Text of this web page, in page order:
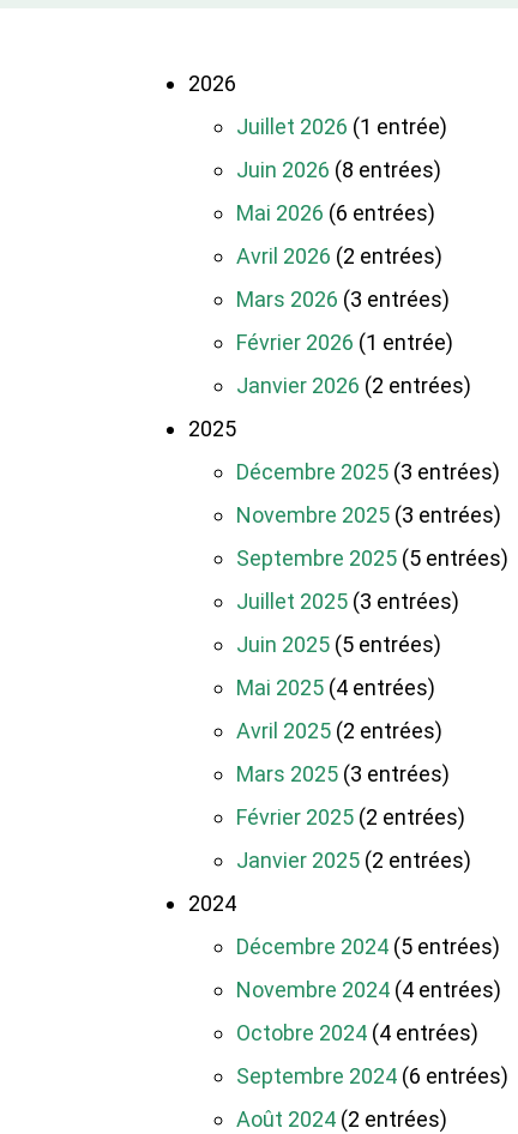
2026
Juillet 2026 (1 entrée)
Juin 2026 (8 entrées)
Mai 2026 (6 entrées)
Avril 2026 (2 entrées)
Mars 2026 (3 entrées)
Février 2026 (1 entrée)
Janvier 2026 (2 entrées)
2025
Décembre 2025 (3 entrées)
Novembre 2025 (3 entrées)
Septembre 2025 (5 entrées)
Juillet 2025 (3 entrées)
Juin 2025 (5 entrées)
Mai 2025 (4 entrées)
Avril 2025 (2 entrées)
Mars 2025 (3 entrées)
Février 2025 (2 entrées)
Janvier 2025 (2 entrées)
2024
Décembre 2024 (5 entrées)
Novembre 2024 (4 entrées)
Octobre 2024 (4 entrées)
Septembre 2024 (6 entrées)
Août 2024 (2 entrées)